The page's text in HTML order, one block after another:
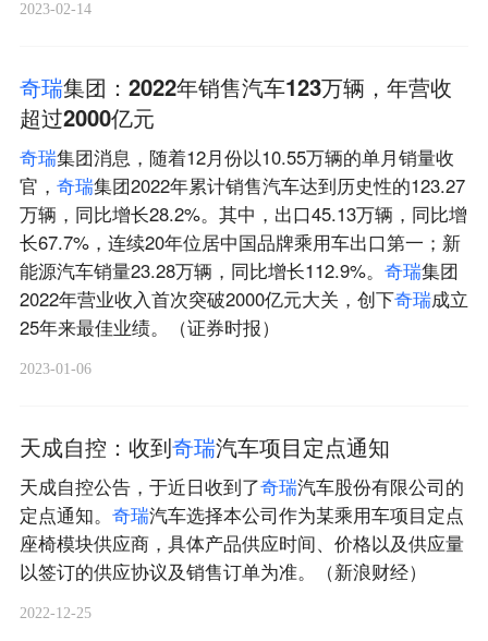
2023-02-14
奇瑞集团：2022年销售汽车123万辆，年营收
超过2000亿元
奇瑞集团消息，随着12月份以10.55万辆的单月销量收
官， 奇瑞集团2022年累计销售汽车达到历史性的123.27
万辆，同比增长28.2%。其中，出口45.13万辆，同比增
长67.7%，连续20年位居中国品牌乘用车出口第一；新
能源汽车销量23.28万辆，同比增长112.9%。 奇瑞集团
2022年营业收入首次突破2000亿元大关，创下奇瑞成立
25年来最佳业绩。（证券时报）
2023-01-06
天成自控：收到奇瑞汽车项目定点通知
天成自控公告，于近日收到了奇瑞汽车股份有限公司的
定点通知。 奇瑞汽车选择本公司作为某乘用车项目定点
座椅模块供应商，具体产品供应时间、价格以及供应量
以签订的供应协议及销售订单为准。（新浪财经）
2022-12-25